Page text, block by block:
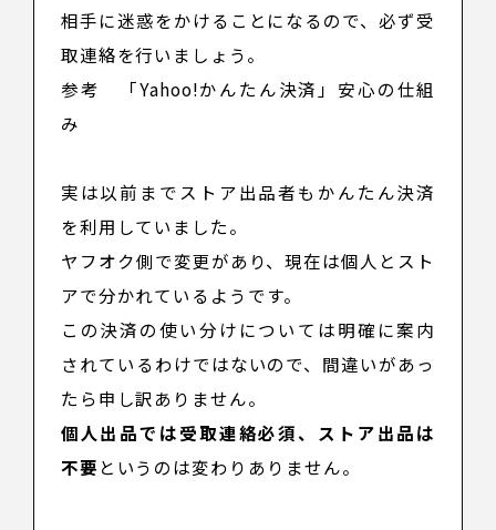
相手に迷惑をかけることになるので、必ず受
取連絡を行いましょう。
参考
「Yahoo!かんたん決済」安心の仕組
み
実は以前までストア出品者もかんたん決済
を利用していました。
ヤフオク側で変更があり、現在は個人とスト
アで分かれているようです。
この決済の使い分けについては明確に案内
されているわけではないので、間違いがあっ
たら申し訳ありません。
個人出品では受取連絡必須、ストア出品は
不要 というのは変わりありません。